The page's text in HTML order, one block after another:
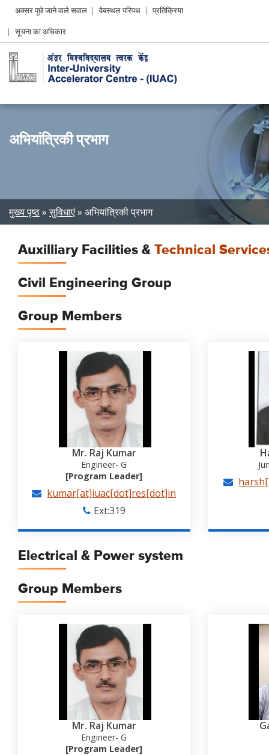
Header
menu
अक्सर पूछे जाने वाले सवाल वेबस्थल परिपथ
प्रतिक्रिया
सूचना का अधिकार
अभियांत्रिकी प्रभाग
Breadcrumb
मुख्य पृष्ठ सुविधाएं अभियांत्रिकी प्रभाग
Auxilliary Facilities & Technical
Civil Engineering Group
Group Members
Mr. Raj Kumar
Engineer- G
[Program Leader]
kumar[at]iuac[dot]res[dot]in
Ext:319
Electrical & Power system
Group Members
Mr. Raj Kumar
Engineer- G
[Program Leader]